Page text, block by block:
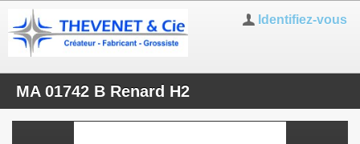
Identifiez-vous
MA 01742 B Renard H2